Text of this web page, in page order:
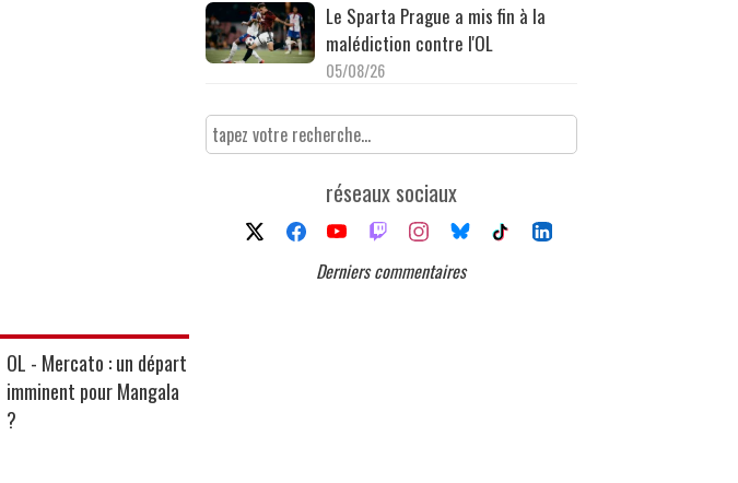
OL - Mercato : un départ
imminent pour Mangala
?
Le Sparta Prague a mis fin à la
malédiction contre l'OL
05/08/26
réseaux sociaux
Derniers commentaires